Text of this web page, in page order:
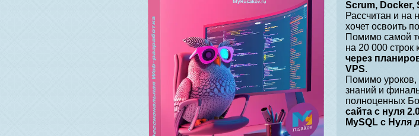
Scrum, Docker,
Рассчитан и на
хочет освоить
Помимо самой
на 20 000 строк
через
VPS.
Помимо уроков,
знаний и
полноценных
сайта с нуля
MySQL с Нуля